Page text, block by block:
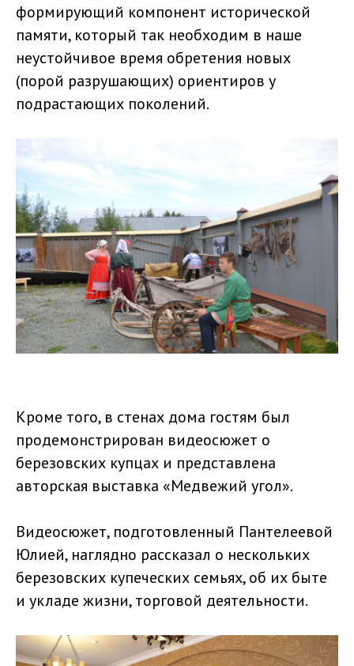
формирующий компонент исторической
памяти, который так необходим в наше
неустойчивое время обретения новых
(порой разрушающих) ориентиров у
подрастающих поколений.
Кроме того, в стенах дома гостям был
продемонстрирован видеосюжет о
березовских купцах и представлена
авторская выставка «Медвежий угол».
Видеосюжет, подготовленный Пантелеевой
Юлией, наглядно рассказал о нескольких
березовских купеческих семьях, об их быте
и укладе жизни, торговой деятельности.